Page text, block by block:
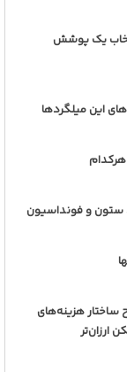
یک پوشش
ستون و فونداسیون
هزینه‌های